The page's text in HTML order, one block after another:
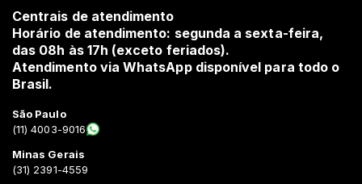
Centrais de atendimento
Horário de atendimento: segunda a sexta-feira,
das 08h às 17h (exceto feriados).
Atendimento via WhatsApp disponível para todo o
Brasil.
São Paulo
(11) 4003-9016
Minas Gerais
(31) 2391-4559